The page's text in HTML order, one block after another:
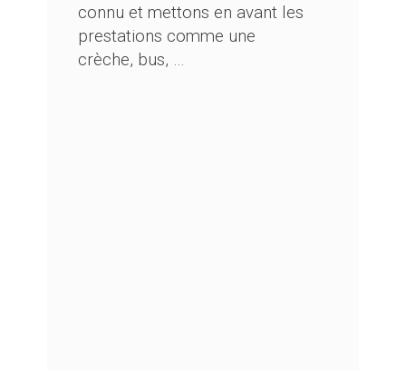
connu et mettons en avant les
prestations comme une
crèche, bus, …